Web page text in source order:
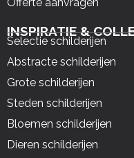
INSPIRATIE &
Selectie schilderijen
Abstracte schilderijen
Grote schilderijen
Steden schilderijen
Bloemen schilderijen
Dieren schilderijen